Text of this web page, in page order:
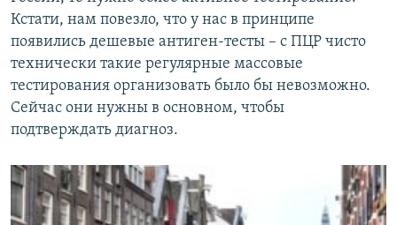
Кстати, нам повезло, что у нас в принципе
появились дешевые антиген-тесты – с ПЦР чисто
технически такие регулярные массовые
тестирования организовать было бы невозможно.
Сейчас они нужны в основном, чтобы
подтверждать диагноз.